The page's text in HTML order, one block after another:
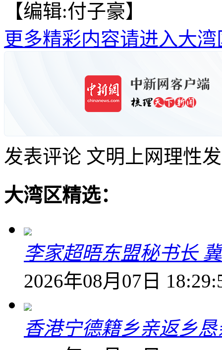
【编辑:付子豪】
更多精彩内容请进入大湾
发表评论 文明上网理性
大湾区精选：
李家超晤东盟秘书长
2026年08月07日
香港宁德籍乡亲返乡